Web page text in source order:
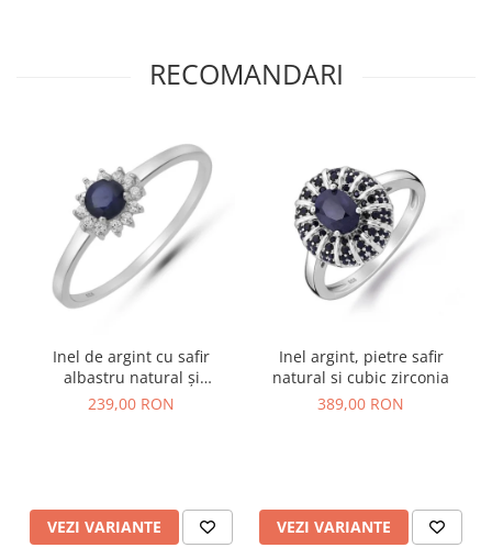
RECOMANDARI
Inel de argint cu safir
albastru natural și
diamante simulate CZ
239,00 RON
VEZI VARIANTE
Inel argint, pietre safir
natural si cubic zirconia
389,00 RON
VEZI VARIANTE